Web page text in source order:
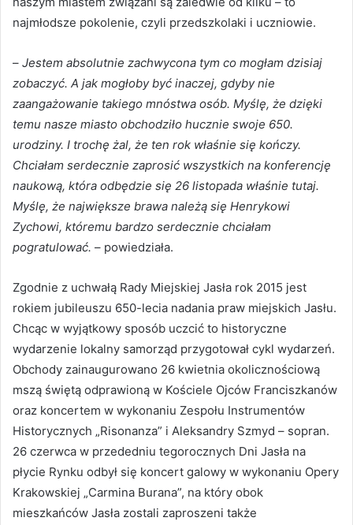
najmłodsze pokolenie, czyli przedszkolaki i uczniowie.
– Jestem absolutnie zachwycona tym co mogłam dzisiaj
zobaczyć. A jak mogłoby być inaczej, gdyby nie
zaangażowanie takiego mnóstwa osób. Myślę, że dzięki
temu nasze miasto obchodziło hucznie swoje 650.
urodziny. I trochę żal, że ten rok właśnie się kończy.
Chciałam serdecznie zaprosić wszystkich na konferencję
naukową, która odbędzie się 26 listopada właśnie tutaj.
Myślę, że największe brawa należą się Henrykowi
Zychowi, któremu bardzo serdecznie chciałam
pogratulować. – powiedziała.
Zgodnie z uchwałą Rady Miejskiej Jasła rok 2015 jest
rokiem jubileuszu 650-lecia nadania praw miejskich Jasłu.
Chcąc w wyjątkowy sposób uczcić to historyczne
wydarzenie lokalny samorząd przygotował cykl wydarzeń.
Obchody zainaugurowano 26 kwietnia okolicznościową
mszą świętą odprawioną w Kościele Ojców Franciszkanów
oraz koncertem w wykonaniu Zespołu Instrumentów
Historycznych „Risonanza” i Aleksandry Szmyd – sopran.
26 czerwca w przededniu tegorocznych Dni Jasła na
płycie Rynku odbył się koncert galowy w wykonaniu Opery
Krakowskiej „Carmina Burana”, na który obok
mieszkańców Jasła zostali zaproszeni także